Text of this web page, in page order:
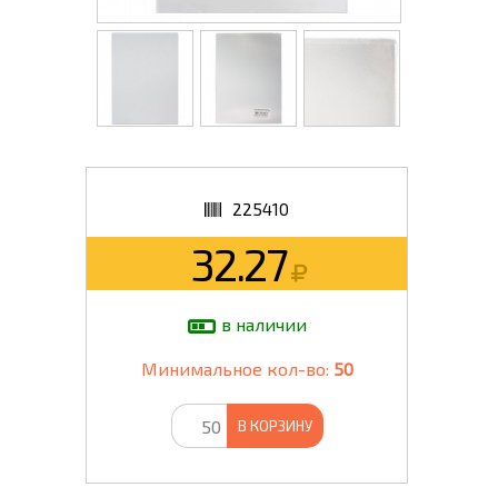
225410
32.27
в наличии
Минимальное кол-во: 50
В КОРЗИНУ